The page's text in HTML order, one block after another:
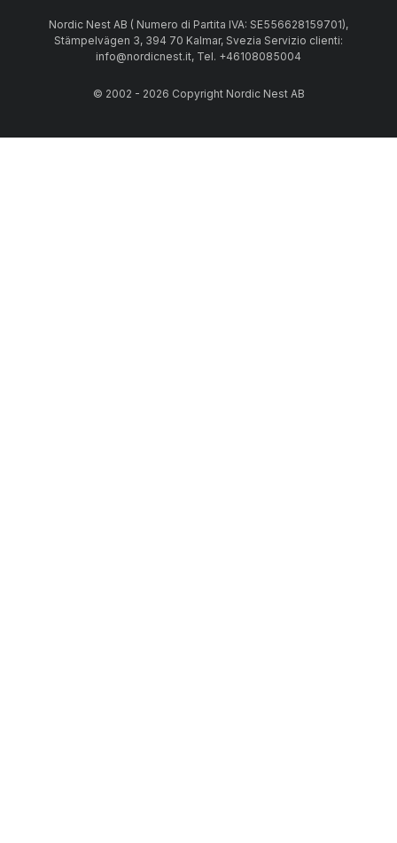
Nordic Nest AB ( Numero di Partita IVA: SE556628159701),
Stämpelvägen 3, 394 70 Kalmar, Svezia Servizio clienti:
info@nordicnest.it, Tel. +46108085004
© 2002 - 2026 Copyright Nordic Nest AB